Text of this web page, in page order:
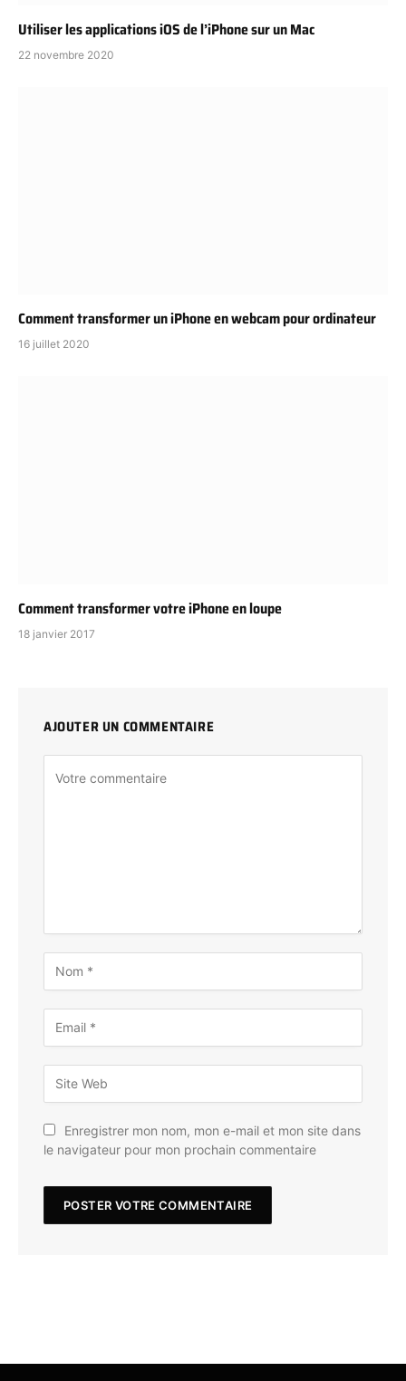
Utiliser les applications iOS de l’iPhone sur un Mac
22 novembre 2020
Comment transformer un iPhone en webcam pour ordinateur
16 juillet 2020
Comment transformer votre iPhone en loupe
18 janvier 2017
AJOUTER UN COMMENTAIRE
Enregistrer mon nom, mon e-mail et mon site dans
le navigateur pour mon prochain commentaire